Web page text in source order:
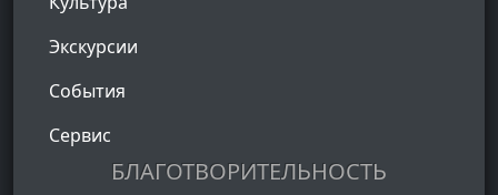
Экскурсии
События
Сервис
БЛАГОТВОРИТЕЛЬНОСТЬ